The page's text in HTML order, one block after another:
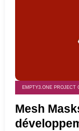
EMPTY3.ONE PROJECT
Mesh